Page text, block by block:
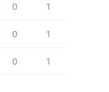
0 1
0 1
0 1